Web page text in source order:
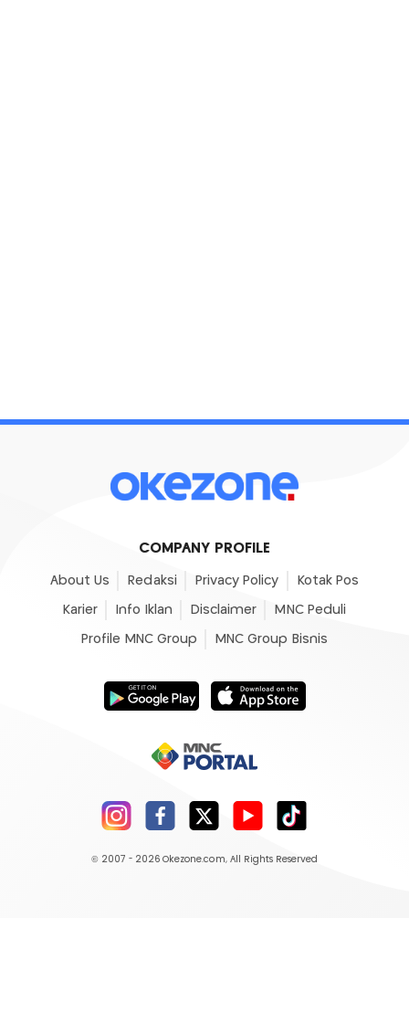
COMPANY PROFILE
About Us Redaksi Privacy Policy Kotak Pos
Karier Info Iklan Disclaimer MNC Peduli
Profile MNC Group MNC Group Bisnis
© 2007 - 2026 Okezone.com, All Rights Reserved